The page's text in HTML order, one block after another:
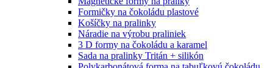
Formičky na čokoládu plastové
Košíčky na pralinky
Náradie na výrobu praliniek
3 D formy na čokoládu a karamel
Sada na pralinky Tritán + silikón